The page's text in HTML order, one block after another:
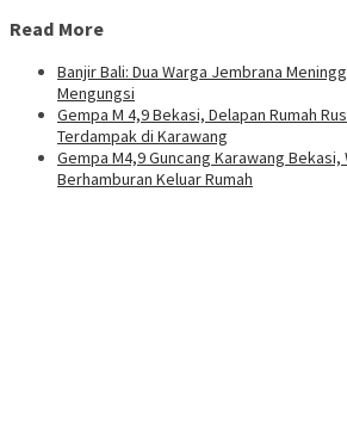
Read More
Banjir Bali: Dua Warga Jembrana
Mengungsi
Gempa M 4,9 Bekasi, Delapan Rumah
Terdampak di Karawang
Gempa M4,9 Guncang Karawang Bekasi,
Berhamburan Keluar Rumah